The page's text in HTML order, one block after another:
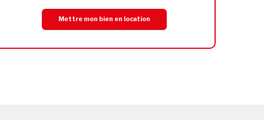
Mettre mon bien en location